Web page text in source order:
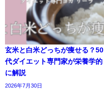
玄米と白米どっちが痩せる？50
代ダイエット専門家が栄養学的
に解説
2026年7月30日